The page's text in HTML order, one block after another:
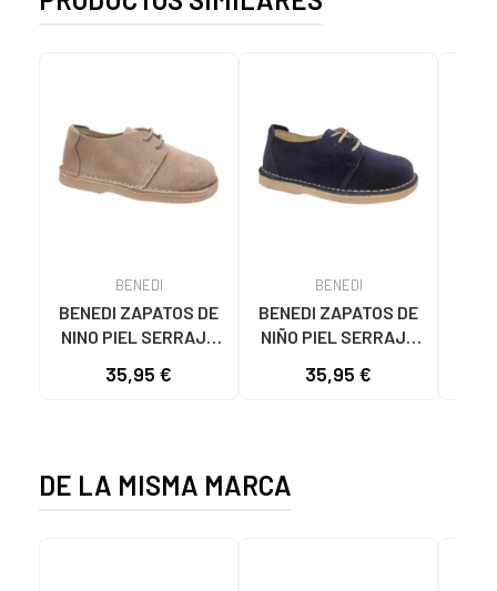
BENEDI
BENEDI ZAPATOS DE
NINO PIEL SERRAJE
MODELO 40182 BEIGE
35,95 €
BENEDI
BENEDI ZAPATOS DE
NIÑO PIEL SERRAJE
MODELO 40182 AZUL
35,95 €
DE LA MISMA MARCA